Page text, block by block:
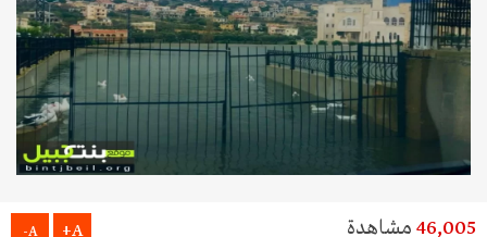
46,005 مشاهدة A+
A-